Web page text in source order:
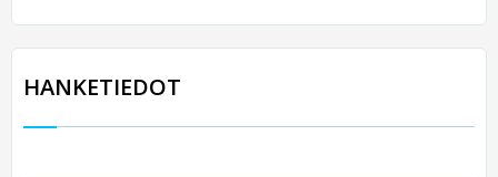
HANKETIEDOT